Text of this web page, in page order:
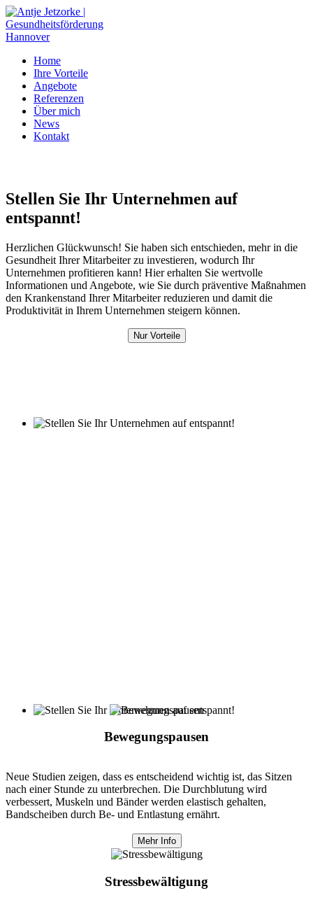
Home
Ihre Vorteile
Angebote
Referenzen
Über mich
News
Kontakt
Stellen Sie Ihr Unternehmen auf
entspannt!
Herzlichen Glückwunsch! Sie haben sich entschieden, mehr in die
Gesundheit Ihrer Mitarbeiter zu investieren, wodurch Ihr
Unternehmen profitieren kann! Hier erhalten Sie wertvolle
Informationen und Angebote, wie Sie durch präventive Maßnahmen
den Krankenstand Ihrer Mitarbeiter reduzieren und damit die
Produktivität in Ihrem Unternehmen steigern können.
Nur Vorteile
Bewegungspausen
Neue Studien zeigen, dass es entscheidend wichtig ist, das Sitzen
nach einer Stunde zu unterbrechen. Die Durchblutung wird
verbessert, Muskeln und Bänder werden elastisch gehalten,
Bandscheiben durch Be- und Entlastung ernährt.
Mehr Info
Stressbewältigung